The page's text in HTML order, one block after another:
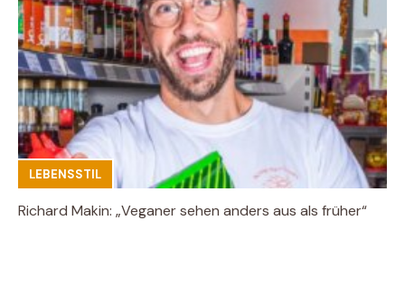
LEBENSSTIL
Richard Makin: „Veganer sehen anders aus als früher“